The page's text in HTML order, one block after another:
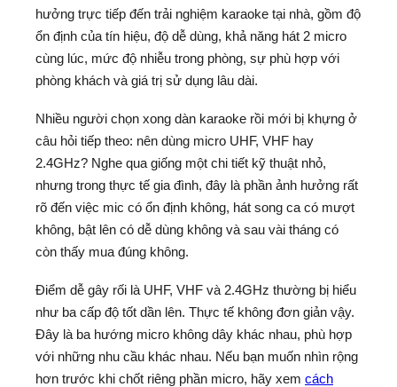
hưởng trực tiếp đến trải nghiệm karaoke tại nhà, gồm độ
ổn định của tín hiệu, độ dễ dùng, khả năng hát 2 micro
cùng lúc, mức độ nhiễu trong phòng, sự phù hợp với
phòng khách và giá trị sử dụng lâu dài.
Nhiều người chọn xong dàn karaoke rồi mới bị khựng ở
câu hỏi tiếp theo: nên dùng micro UHF, VHF hay
2.4GHz? Nghe qua giống một chi tiết kỹ thuật nhỏ,
nhưng trong thực tế gia đình, đây là phần ảnh hưởng rất
rõ đến việc mic có ổn định không, hát song ca có mượt
không, bật lên có dễ dùng không và sau vài tháng có
còn thấy mua đúng không.
Điểm dễ gây rối là UHF, VHF và 2.4GHz thường bị hiểu
như ba cấp độ tốt dần lên. Thực tế không đơn giản vậy.
Đây là ba hướng micro không dây khác nhau, phù hợp
với những nhu cầu khác nhau. Nếu bạn muốn nhìn rộng
hơn trước khi chốt riêng phần micro, hãy xem cách